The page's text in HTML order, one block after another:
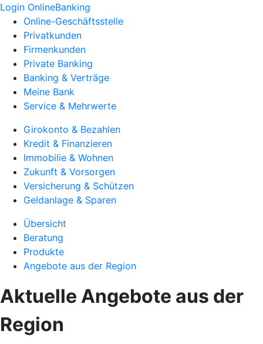
Login OnlineBanking
Online-Geschäftsstelle
Privatkunden
Firmenkunden
Private Banking
Banking & Verträge
Meine Bank
Service & Mehrwerte
Girokonto & Bezahlen
Kredit & Finanzieren
Immobilie & Wohnen
Zukunft & Vorsorgen
Versicherung & Schützen
Geldanlage & Sparen
Übersicht
Beratung
Produkte
Angebote aus der Region
Aktuelle Angebote aus der
Region